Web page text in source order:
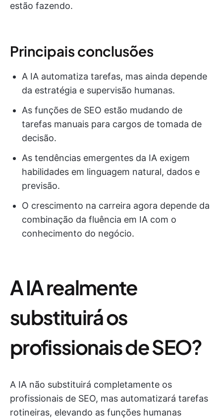
estão fazendo.
Principais conclusões
A IA automatiza tarefas, mas ainda depende
da estratégia e supervisão humanas.
As funções de SEO estão mudando de
tarefas manuais para cargos de tomada de
decisão.
As tendências emergentes da IA exigem
habilidades em linguagem natural, dados e
previsão.
O crescimento na carreira agora depende da
combinação da fluência em IA com o
conhecimento do negócio.
A IA realmente
substituirá os
profissionais de SEO?
A IA não substituirá completamente os
profissionais de SEO, mas automatizará tarefas
rotineiras, elevando as funções humanas